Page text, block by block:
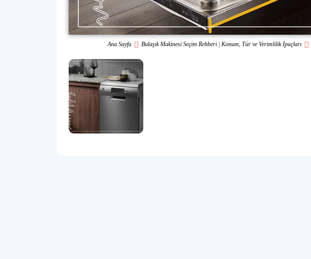
Ana Sayfa Bulaşık Makinesi Seçim Rehberi | Konum, Tür ve Verimlilik İpuçları